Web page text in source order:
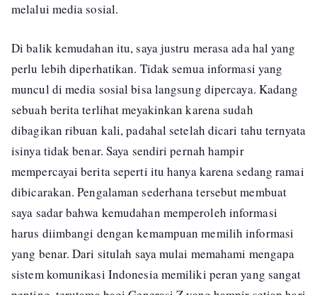
melalui media sosial.
Di balik kemudahan itu, saya justru merasa ada hal yang
perlu lebih diperhatikan. Tidak semua informasi yang
muncul di media sosial bisa langsung dipercaya. Kadang
sebuah berita terlihat meyakinkan karena sudah
dibagikan ribuan kali, padahal setelah dicari tahu ternyata
isinya tidak benar. Saya sendiri pernah hampir
mempercayai berita seperti itu hanya karena sedang ramai
dibicarakan. Pengalaman sederhana tersebut membuat
saya sadar bahwa kemudahan memperoleh informasi
harus diimbangi dengan kemampuan memilih informasi
yang benar. Dari situlah saya mulai memahami mengapa
sistem komunikasi Indonesia memiliki peran yang sangat